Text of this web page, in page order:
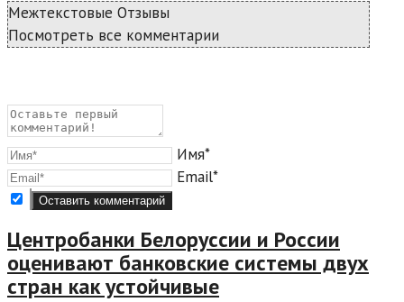
Межтекстовые Отзывы
Посмотреть все комментарии
Имя*
Email*
Центробанки Белоруссии и России
оценивают банковские системы двух
стран как устойчивые